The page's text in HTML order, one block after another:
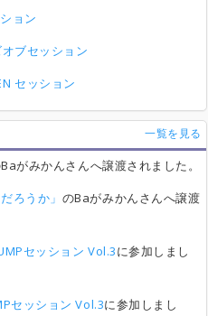
ョン
オブセッション
セッション
一覧を見る
がみかんさんへ譲渡されました。
ろうか」 のBaがみかんさんへ譲渡
セッション Vol.3に参加しまし
セッション Vol.3に参加しまし